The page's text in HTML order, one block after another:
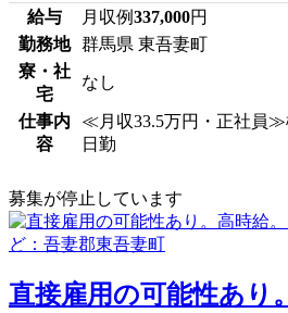
給与 月収例337,000円
勤務地 群馬県 東吾妻町
寮・社
宅
なし
仕事内
容
≪月収33.5万円・正社員≫
日勤
募集が停止しています
直接雇用の可能性あり